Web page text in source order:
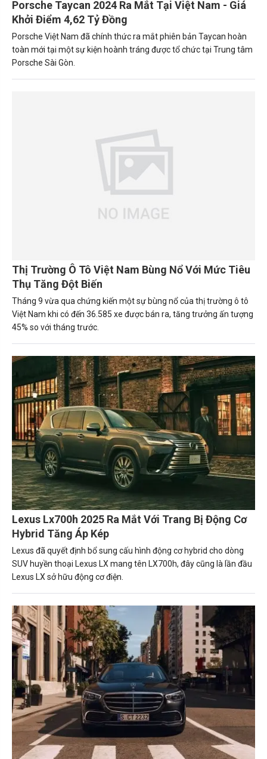
Porsche Taycan 2024 Ra Mắt Tại Việt Nam - Giá
Khởi Điểm 4,62 Tỷ Đồng
Porsche Việt Nam đã chính thức ra mắt phiên bản Taycan hoàn
toàn mới tại một sự kiện hoành tráng được tổ chức tại Trung tâm
Porsche Sài Gòn.
Thị Trường Ô Tô Việt Nam Bùng Nổ Với Mức Tiêu
Thụ Tăng Đột Biến
Tháng 9 vừa qua chứng kiến một sự bùng nổ của thị trường ô tô
Việt Nam khi có đến 36.585 xe được bán ra, tăng trưởng ấn tượng
45% so với tháng trước.
Lexus Lx700h 2025 Ra Mắt Với Trang Bị Động Cơ
Hybrid Tăng Áp Kép
Lexus đã quyết định bổ sung cấu hình động cơ hybrid cho dòng
SUV huyền thoại Lexus LX mang tên LX700h, đây cũng là lần đầu
Lexus LX sở hữu động cơ điện.